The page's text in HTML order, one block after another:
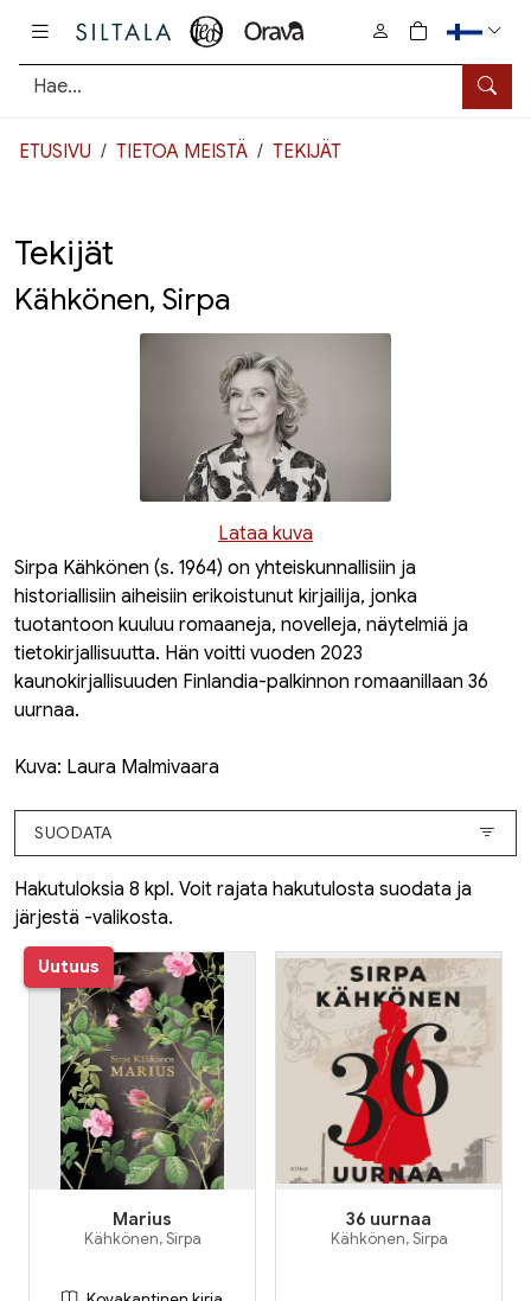
Hae
0
tuotetta
ETUSIVU TIETOA MEISTÄ TEKIJÄT
Tekijät
Kähkönen, Sirpa
Lataa kuva
Sirpa Kähkönen (s. 1964) on yhteiskunnallisiin ja
historiallisiin aiheisiin erikoistunut kirjailija, jonka
tuotantoon kuuluu romaaneja, novelleja, näytelmiä ja
tietokirjallisuutta. Hän voitti vuoden 2023
kaunokirjallisuuden Finlandia-palkinnon romaanillaan 36
uurnaa.
Kuva: Laura Malmivaara
SUODATA
Hakutuloksia 8 kpl. Voit rajata hakutulosta suodata ja
järjestä -valikosta.
Uutuus
Marius
Kähkönen, Sirpa
36 uurnaa
Kähkönen, Sirpa